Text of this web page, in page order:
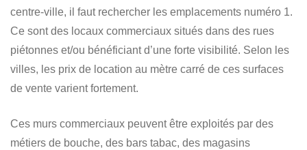
centre-ville, il faut rechercher les emplacements numéro 1.
Ce sont des locaux commerciaux situés dans des rues
piétonnes et/ou bénéficiant d’une forte visibilité. Selon les
villes, les prix de location au mètre carré de ces surfaces
de vente varient fortement.
Ces murs commerciaux peuvent être exploités par des
métiers de bouche, des bars tabac, des magasins